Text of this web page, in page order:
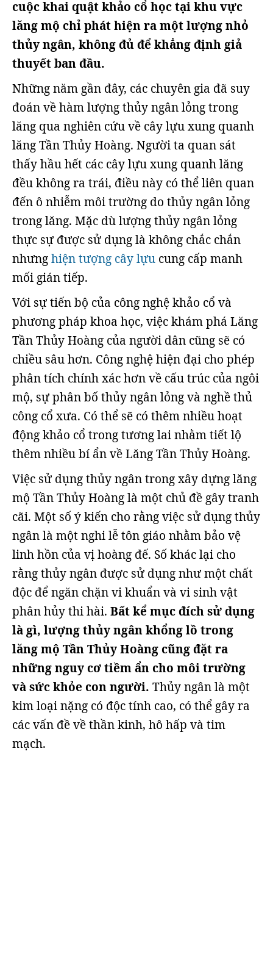
cuộc khai quật khảo cổ học tại khu vực
lăng mộ chỉ phát hiện ra một lượng nhỏ
thủy ngân, không đủ để khẳng định giả
thuyết ban đầu.
Những năm gần đây, các chuyên gia đã suy
đoán về hàm lượng thủy ngân lỏng trong
lăng qua nghiên cứu về cây lựu xung quanh
lăng Tần Thủy Hoàng. Người ta quan sát
thấy hầu hết các cây lựu xung quanh lăng
đều không ra trái, điều này có thể liên quan
đến ô nhiễm môi trường do thủy ngân lỏng
trong lăng. Mặc dù lượng thủy ngân lỏng
thực sự được sử dụng là không chắc chắn
nhưnghiện tượng cây lựu cung cấp manh
mối gián tiếp.
Với sự tiến bộ của công nghệ khảo cổ và
phương pháp khoa học, việc khám phá Lăng
Tần Thủy Hoàng của người dân cũng sẽ có
chiều sâu hơn. Công nghệ hiện đại cho phép
phân tích chính xác hơn về cấu trúc của ngôi
mộ, sự phân bố thủy ngân lỏng và nghề thủ
công cổ xưa. Có thể sẽ có thêm nhiều hoạt
động khảo cổ trong tương lai nhằm tiết lộ
thêm nhiều bí ẩn về Lăng Tần Thủy Hoàng.
Việc sử dụng thủy ngân trong xây dựng lăng
mộ Tần Thủy Hoàng là một chủ đề gây tranh
cãi. Một số ý kiến cho rằng việc sử dụng thủy
ngân là một nghi lễ tôn giáo nhằm bảo vệ
linh hồn của vị hoàng đế. Số khác lại cho
rằng thủy ngân được sử dụng như một chất
độc để ngăn chặn vi khuẩn và vi sinh vật
phân hủy thi hài. Bất kể mục đích sử dụng
là gì, lượng thủy ngân khổng lồ trong
lăng mộ Tần Thủy Hoàng cũng đặt ra
những nguy cơ tiềm ẩn cho môi trường
và sức khỏe con người. Thủy ngân là một
kim loại nặng có độc tính cao, có thể gây ra
các vấn đề về thần kinh, hô hấp và tim
mạch.